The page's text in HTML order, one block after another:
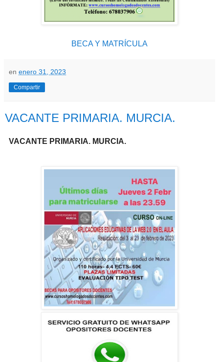
BECA Y MATRÍCULA
en enero 31, 2023
Compartir
VACANTE PRIMARIA. MURCIA.
VACANTE PRIMARIA. MURCIA.